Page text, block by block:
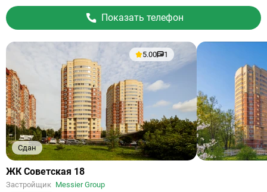
Показать телефон
Сдан
5.00 1
Ссылка
объект
ЖК Советская 18
Застройщик Messier Group